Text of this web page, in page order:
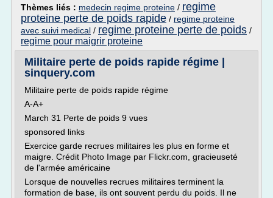
Thèmes liés : medecin regime proteine / regime
proteine perte de poids rapide / regime proteine
avec suivi medical / regime proteine perte de poids /
regime pour maigrir proteine
Militaire perte de poids rapide régime |
sinquery.com
Militaire perte de poids rapide régime
A-A+
March 31 Perte de poids 9 vues
sponsored links
Exercice garde recrues militaires les plus en forme et
maigre. Crédit Photo Image par Flickr.com, gracieuseté
de l'armée américaine
Lorsque de nouvelles recrues militaires terminent la
formation de base, ils ont souvent perdu du poids. Il ne